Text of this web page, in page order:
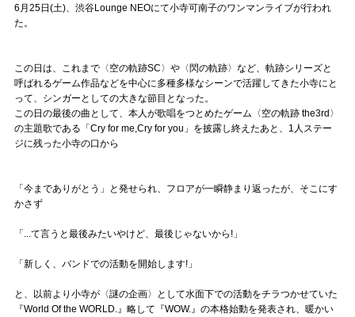
ぶいマガ！ by muevo
Follow us
Official SNS
6月25日(土)、渋谷Lounge NEOにて小寺可南子のワンマンライブが行われ
た。
この日は、これまで〈空の軌跡SC〉や〈閃の軌跡〉など、軌跡シリーズと
呼ばれるゲーム作品などを中心に多種多様なシーンで活躍してきた小寺にと
って、シンガーとしての大きな節目となった。
この日の最後の曲として、本人が歌唱をつとめたゲーム〈空の軌跡 the3rd〉
の主題歌である「Cry for me,Cry for you」を披露し終えたあと、1人ステー
ジに残った小寺の口から
「今までありがとう」と発せられ、フロアが一瞬静まり返ったが、そこにす
かさず
「...て言うと最後みたいやけど、最後じゃないから!」
「新しく、バンドでの活動を開始します!」
と、以前より小寺が〈謎の企画〉として水面下での活動をチラつかせていた
『World Of the WORLD.』略して『WOW.』の本格始動を発表され、暖かい